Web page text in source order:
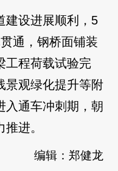
建设进展顺利，5
通，钢桥面铺装
工程荷载试验完
景观绿化提升等附
入通车冲刺期，朝
进。
编辑：郑健龙